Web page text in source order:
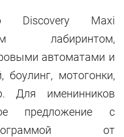
Discovery Maxi
лабиринтом,
автоматами и
боулинг, мотогонки,
Для именинников
предложение с
от